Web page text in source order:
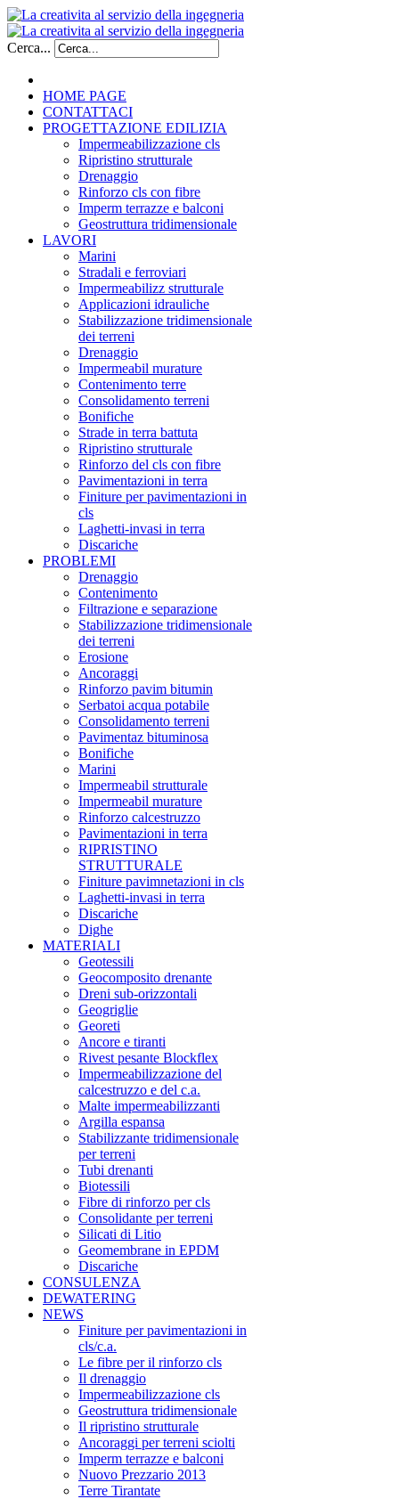
Cerca...
HOME PAGE
CONTATTACI
PROGETTAZIONE EDILIZIA
Impermeabilizzazione cls
Ripristino strutturale
Drenaggio
Rinforzo cls con fibre
Imperm terrazze e balconi
Geostruttura tridimensionale
LAVORI
Marini
Stradali e ferroviari
Impermeabilizz strutturale
Applicazioni idrauliche
Stabilizzazione tridimensionale
dei terreni
Drenaggio
Impermeabil murature
Contenimento terre
Consolidamento terreni
Bonifiche
Strade in terra battuta
Ripristino strutturale
Rinforzo del cls con fibre
Pavimentazioni in terra
Finiture per pavimentazioni in
cls
Laghetti-invasi in terra
Discariche
PROBLEMI
Drenaggio
Contenimento
Filtrazione e separazione
Stabilizzazione tridimensionale
dei terreni
Erosione
Ancoraggi
Rinforzo pavim bitumin
Serbatoi acqua potabile
Consolidamento terreni
Pavimentaz bituminosa
Bonifiche
Marini
Impermeabil strutturale
Impermeabil murature
Rinforzo calcestruzzo
Pavimentazioni in terra
RIPRISTINO
STRUTTURALE
Finiture pavimnetazioni in cls
Laghetti-invasi in terra
Discariche
Dighe
MATERIALI
Geotessili
Geocomposito drenante
Dreni sub-orizzontali
Geogriglie
Georeti
Ancore e tiranti
Rivest pesante Blockflex
Impermeabilizzazione del
calcestruzzo e del c.a.
Malte impermeabilizzanti
Argilla espansa
Stabilizzante tridimensionale
per terreni
Tubi drenanti
Biotessili
Fibre di rinforzo per cls
Consolidante per terreni
Silicati di Litio
Geomembrane in EPDM
Discariche
CONSULENZA
DEWATERING
NEWS
Finiture per pavimentazioni in
cls/c.a.
Le fibre per il rinforzo cls
Il drenaggio
Impermeabilizzazione cls
Geostruttura tridimensionale
Il ripristino strutturale
Ancoraggi per terreni sciolti
Imperm terrazze e balconi
Nuovo Prezzario 2013
Terre Tirantate